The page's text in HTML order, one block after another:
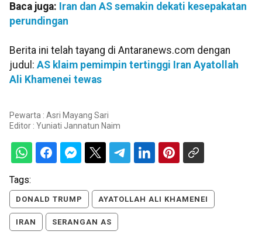
Baca juga: Iran dan AS semakin dekati kesepakatan
perundingan
Berita ini telah tayang di Antaranews.com dengan
judul: AS klaim pemimpin tertinggi Iran Ayatollah
Ali Khamenei tewas
Pewarta : Asri Mayang Sari
Editor : Yuniati Jannatun Naim
Tags:
DONALD TRUMP AYATOLLAH ALI KHAMENEI
IRAN SERANGAN AS